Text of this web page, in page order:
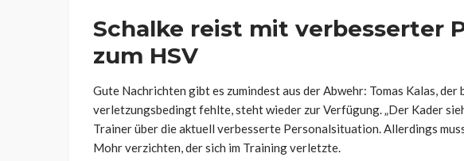
Schalke reist mit verbesserter
zum HSV
Gute Nachrichten gibt es zumindest aus der Abwehr: Tomas Kalas, der
verletzungsbedingt fehlte, steht wieder zur Verfügung. „Der Kader
Trainer über die aktuell verbesserte Personalsituation. Allerdings
Mohr verzichten, der sich im Training verletzte.